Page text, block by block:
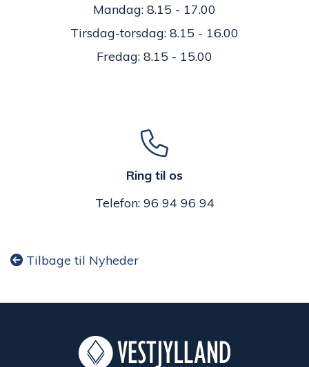
Mandag: 8.15 - 17.00
Tirsdag-torsdag: 8.15 - 16.00
Fredag: 8.15 - 15.00
Ring til os
Telefon: 96 94 96 94
Tilbage til Nyheder